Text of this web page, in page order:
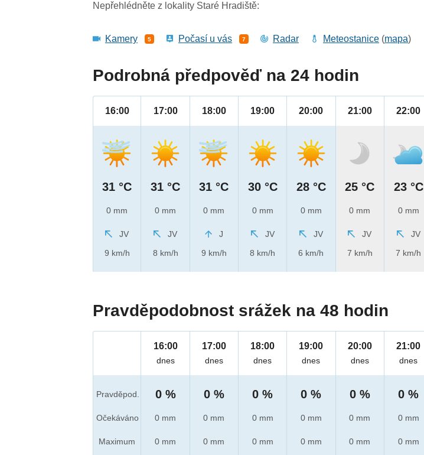
Nepřehlédněte z lokality Staré Hradiště:
Kamery 5 Počasí u vás 7 Radar Meteostanice (mapa)
Podrobná předpověď na 24 hodin
16:00
31 °C
0 mm
JV
9 km/h
17:00
31 °C
0 mm
JV
8 km/h
18:00
31 °C
0 mm
J
9 km/h
19:00
30 °C
0 mm
JV
8 km/h
20:00
28 °C
0 mm
JV
6 km/h
21:00
25 °C
0 mm
JV
7 km/h
22:00
23 °C
0 mm
JV
7 km/h
Pravděpodobnost srážek na 48 hodin
Pravděpod.
Očekáváno
Maximum
16:00
dnes
0 %
0 mm
0 mm
17:00
dnes
0 %
0 mm
0 mm
18:00
dnes
0 %
0 mm
0 mm
19:00
dnes
0 %
0 mm
0 mm
20:00
dnes
0 %
0 mm
0 mm
21:00
dnes
0 %
0 mm
0 mm